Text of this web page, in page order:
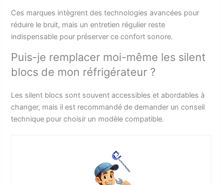
Ces marques intègrent des technologies avancées pour
réduire le bruit, mais un entretien régulier reste
indispensable pour préserver ce confort sonore.
Puis-je remplacer moi-même les silent
blocs de mon réfrigérateur ?
Les silent blocs sont souvent accessibles et abordables à
changer, mais il est recommandé de demander un conseil
technique pour choisir un modèle compatible.